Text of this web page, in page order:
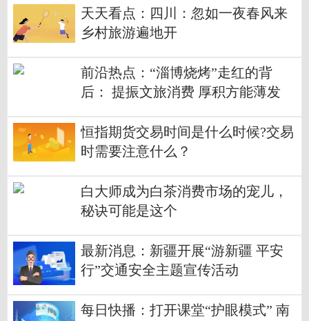
天天看点：四川：忽如一夜春风来
乡村旅游遍地开
前沿热点：“淄博烧烤”走红的背
后： 提振文旅消费 厚积方能薄发
恒指期货交易时间是什么时候?交易
时需要注意什么？
白大师成为白茶消费市场的宠儿，
秘诀可能是这个
最新消息：新疆开展“游新疆 平安
行”交通安全主题宣传活动
每日快播：打开课堂“护眼模式” 南